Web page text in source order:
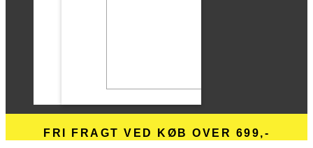
FRI FRAGT VED KØB OVER 699,-